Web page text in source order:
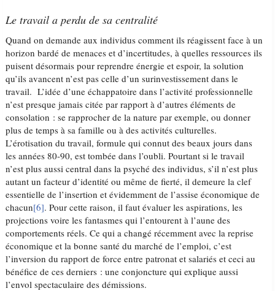
Le travail a perdu de sa centralité
Quand on demande aux individus comment ils réagissent face à un
horizon bardé de menaces et d’incertitudes, à quelles ressources ils
puisent désormais pour reprendre énergie et espoir, la solution
qu’ils avancent n’est pas celle d’un surinvestissement dans le
travail. L’idée d’une échappatoire dans l’activité professionnelle
n’est presque jamais citée par rapport à d’autres éléments de
consolation : se rapprocher de la nature par exemple, ou donner
plus de temps à sa famille ou à des activités culturelles.
L’érotisation du travail, formule qui connut des beaux jours dans
les années 80-90, est tombée dans l’oubli. Pourtant si le travail
n’est plus aussi central dans la psyché des individus, s’il n’est plus
autant un facteur d’identité ou même de fierté, il demeure la clef
essentielle de l’insertion et évidemment de l’assise économique de
chacun[6]. Pour cette raison, il faut évaluer les aspirations, les
projections voire les fantasmes qui l’entourent à l’aune des
comportements réels. Ce qui a changé récemment avec la reprise
économique et la bonne santé du marché de l’emploi, c’est
l’inversion du rapport de force entre patronat et salariés et ceci au
bénéfice de ces derniers : une conjoncture qui explique aussi
l’envol spectaculaire des démissions.